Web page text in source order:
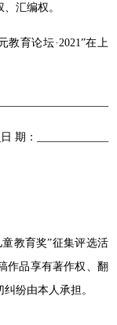
汇编权。
教育论坛·2021”在上
期：
教育奖”征集评选活
作品享有著作权、翻
纷由本人承担。